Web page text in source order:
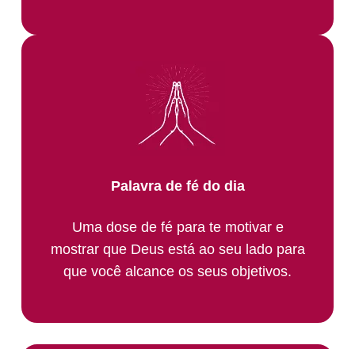
Palavra de fé do dia
Uma dose de fé para te motivar e
mostrar que Deus está ao seu lado para
que você alcance os seus objetivos.